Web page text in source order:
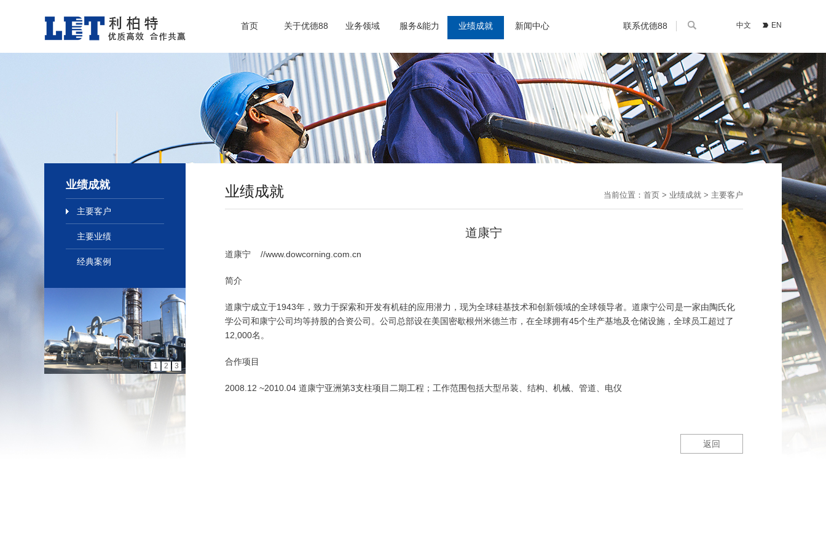
EN
中文
首页 关于优德88 业务领域 服务&能力 业绩成就 新闻中心 联系优德88
业绩成就
主要客户
主要业绩
经典案例
1 2 3
业绩成就 当前位置： 首页> 业绩成就> 主要客户
道康宁
道康宁 //www.dowcorning.com.cn
简介
道康宁成立于1943年，致力于探索和开发有机硅的应用潜力，现为全球硅基技术和创新领域的全球领导者。道康宁公司是一家由陶氏化
学公司和康宁公司均等持股的合资公司。公司总部设在美国密歇根州米德兰市，在全球拥有45个生产基地及仓储设施，全球员工超过了
12,000名。
合作项目
2008.12 ~2010.04 道康宁亚洲第3支柱项目二期工程；工作范围包括大型吊装、结构、机械、管道、电仪
返回